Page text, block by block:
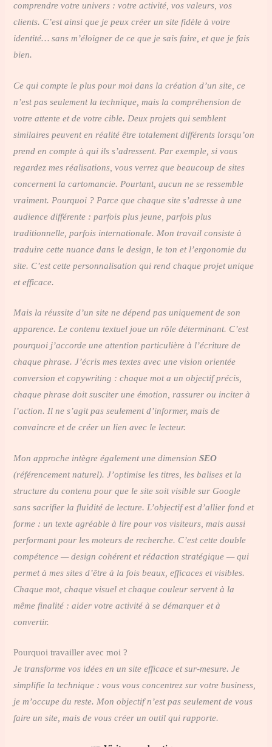
comprendre votre univers : votre activité, vos valeurs, vos
clients. C’est ainsi que je peux créer un site fidèle à votre
identité… sans m’éloigner de ce que je sais faire, et que je fais
bien.
Ce qui compte le plus pour moi dans la création d’un site, ce
n’est pas seulement la technique, mais la compréhension de
votre attente et de votre cible. Deux projets qui semblent
similaires peuvent en réalité être totalement différents lorsqu’on
prend en compte à qui ils s’adressent. Par exemple, si vous
regardez mes réalisations, vous verrez que beaucoup de sites
concernent la cartomancie. Pourtant, aucun ne se ressemble
vraiment. Pourquoi ? Parce que chaque site s’adresse à une
audience différente : parfois plus jeune, parfois plus
traditionnelle, parfois internationale. Mon travail consiste à
traduire cette nuance dans le design, le ton et l’ergonomie du
site. C’est cette personnalisation qui rend chaque projet unique
et efficace.
Mais la réussite d’un site ne dépend pas uniquement de son
apparence. Le contenu textuel joue un rôle déterminant. C’est
pourquoi j’accorde une attention particulière à l’écriture de
chaque phrase. J’écris mes textes avec une vision orientée
conversion et copywriting : chaque mot a un objectif précis,
chaque phrase doit susciter une émotion, rassurer ou inciter à
l’action. Il ne s’agit pas seulement d’informer, mais de
convaincre et de créer un lien avec le lecteur.
Mon approche intègre également une dimensionSEO
(référencement naturel). J’optimise les titres, les balises et la
structure du contenu pour que le site soit visible sur Google
sans sacrifier la fluidité de lecture. L’objectif est d’allier fond et
forme : un texte agréable à lire pour vos visiteurs, mais aussi
performant pour les moteurs de recherche. C’est cette double
compétence — design cohérent et rédaction stratégique — qui
permet à mes sites d’être à la fois beaux, efficaces et visibles.
Chaque mot, chaque visuel et chaque couleur servent à la
même finalité : aider votre activité à se démarquer et à
convertir.
Pourquoi travailler avec moi ?
Je transforme vos idées en un site efficace et sur-mesure. Je
simplifie la technique : vous vous concentrez sur votre business,
je m’occupe du reste. Mon objectif n’est pas seulement de vous
faire un site, mais de vous créer un outil qui rapporte.